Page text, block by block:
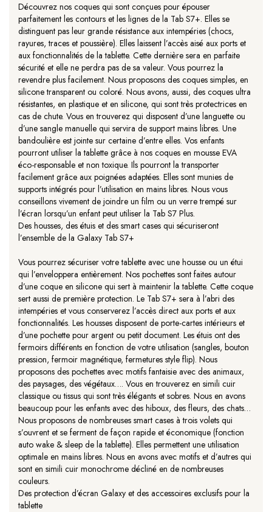
Découvrez nos coques qui sont conçues pour épouser
parfaitement les contours et les lignes de la Tab S7+. Elles se
distinguent pas leur grande résistance aux intempéries (chocs,
rayures, traces et poussière). Elles laissent l’accès aisé aux ports et
aux fonctionnalités de la tablette. Cette dernière sera en parfaite
sécurité et elle ne perdra pas de sa valeur. Vous pourrez la
revendre plus facilement. Nous proposons des coques simples, en
silicone transparent ou coloré. Nous avons, aussi, des coques ultra
résistantes, en plastique et en silicone, qui sont très protectrices en
cas de chute. Vous en trouverez qui disposent d’une languette ou
d’une sangle manuelle qui servira de support mains libres. Une
bandoulière est jointe sur certaine d’entre elles. Vos enfants
pourront utiliser la tablette grâce à nos coques en mousse EVA
éco-responsable et non toxique. Ils pourront la transporter
facilement grâce aux poignées adaptées. Elles sont munies de
supports intégrés pour l’utilisation en mains libres. Nous vous
conseillons vivement de joindre un film ou un verre trempé sur
l’écran lorsqu’un enfant peut utiliser la Tab S7 Plus.
Des housses, des étuis et des smart cases qui sécuriseront
l’ensemble de la Galaxy Tab S7+
Vous pourrez sécuriser votre tablette avec une housse ou un étui
qui l’enveloppera entièrement. Nos pochettes sont faites autour
d’une coque en silicone qui sert à maintenir la tablette. Cette coque
sert aussi de première protection. Le Tab S7+ sera à l’abri des
intempéries et vous conserverez l’accès direct aux ports et aux
fonctionnalités. Les housses disposent de porte-cartes intérieurs et
d’une pochette pour argent ou petit document. Les étuis ont des
fermoirs différents en fonction de votre utilisation (sangles, bouton
pression, fermoir magnétique, fermetures style flip). Nous
proposons des pochettes avec motifs fantaisie avec des animaux,
des paysages, des végétaux…. Vous en trouverez en simili cuir
classique ou tissus qui sont très élégants et sobres. Nous en avons
beaucoup pour les enfants avec des hiboux, des fleurs, des chats…
Nous proposons de nombreuses smart cases à trois volets qui
s’ouvrent et se ferment de façon rapide et économique (fonction
auto wake & sleep de la tablette). Elles permettent une utilisation
optimale en mains libres. Nous en avons avec motifs et d’autres qui
sont en simili cuir monochrome décliné en de nombreuses
couleurs.
Des protection d’écran Galaxy et des accessoires exclusifs pour la
tablette